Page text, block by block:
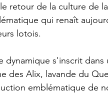
retour de la culture de
qui renaît
lotois.
dynamique s'inscrit
des Alix, lavande du
emblématique de